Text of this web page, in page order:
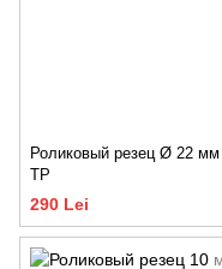
Роликовый резец Ø 22 мм .
TP
290 Lei